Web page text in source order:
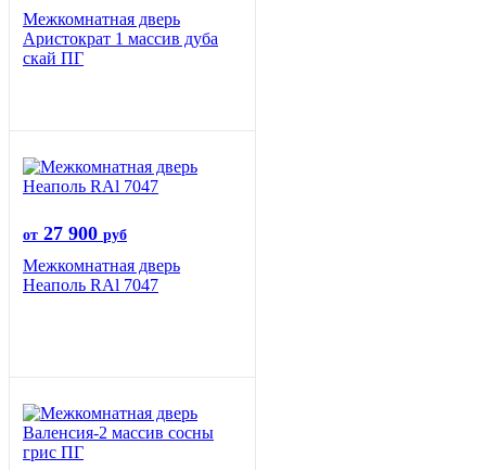
Межкомнатная дверь
Аристократ 1 массив дуба
скай ПГ
от 27 900 руб
Межкомнатная дверь
Неаполь RAl 7047